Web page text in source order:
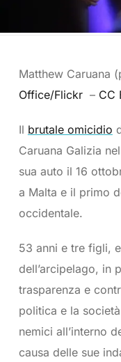
Matthew Caruana
Office/Flickr – CC
Il brutale omicidio
Caruana Galizia
sua auto il 16
a Malta e il primo
occidentale.
53 anni e tre figli,
dell’arcipelago, in
trasparenza e
politica e la
nemici all’interno
causa delle sue